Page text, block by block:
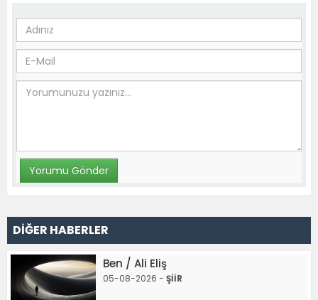
DİĞER HABERLER
Ben / Ali Eliş
05-08-2026 - ŞİİR